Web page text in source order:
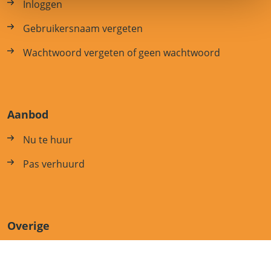
Inloggen
Gebruikersnaam vergeten
Wachtwoord vergeten of geen wachtwoord
Aanbod
Nu te huur
Pas verhuurd
Overige